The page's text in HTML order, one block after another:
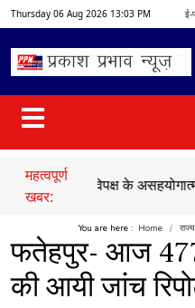
Thursday 06 Aug 2026 13:03 PM ई-
महत्वपूर्ण
खबर:
सदन में विपक्ष के असहयोगात्मक
You are here : Home राज्य
फतेहपुर- आज 477
की आयी जांच